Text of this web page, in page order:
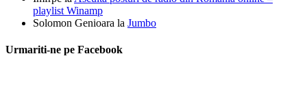
playlist Winamp
Solomon Genioara la Jumbo
Urmariti-ne pe Facebook